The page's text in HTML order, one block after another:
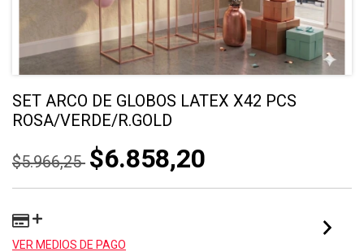
SET ARCO DE GLOBOS LATEX X42 PCS
ROSA/VERDE/R.GOLD
$5.966,25 $6.858,20
VER MEDIOS DE PAGO